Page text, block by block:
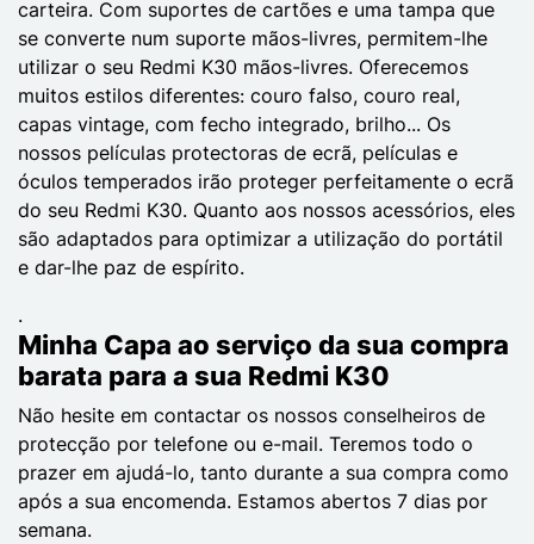
carteira. Com suportes de cartões e uma tampa que
se converte num suporte mãos-livres, permitem-lhe
utilizar o seu Redmi K30 mãos-livres. Oferecemos
muitos estilos diferentes: couro falso, couro real,
capas vintage, com fecho integrado, brilho... Os
nossos películas protectoras de ecrã, películas e
óculos temperados irão proteger perfeitamente o ecrã
do seu Redmi K30. Quanto aos nossos acessórios, eles
são adaptados para optimizar a utilização do portátil
e dar-lhe paz de espírito.
.
Minha Capa ao serviço da sua compra
barata para a sua Redmi K30
Não hesite em contactar os nossos conselheiros de
protecção por telefone ou e-mail. Teremos todo o
prazer em ajudá-lo, tanto durante a sua compra como
após a sua encomenda. Estamos abertos 7 dias por
semana.